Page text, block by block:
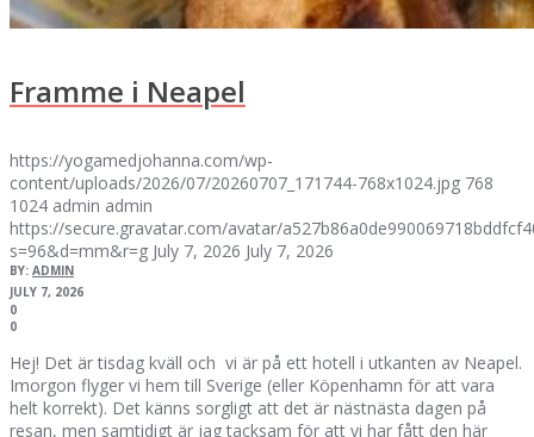
Framme i Neapel
https://yogamedjohanna.com/wp-
content/uploads/2026/07/20260707_171744-768x1024.jpg 768
1024 admin admin
https://secure.gravatar.com/avatar/
s=96&d=mm&r=g July 7, 2026 July 7, 2026
BY: ADMIN
JULY 7, 2026
0
0
Hej! Det är tisdag kväll och vi är på ett hotell i utkanten av Neapel.
Imorgon flyger vi hem till Sverige (eller Köpenhamn för att vara
helt korrekt). Det känns sorgligt att det är nästnästa dagen på
resan, men samtidigt är jag tacksam för att vi har fått den här